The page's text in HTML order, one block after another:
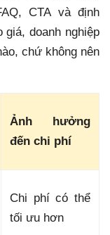
CTA và định
doanh nghiệp
chứ không nên
Ảnh hưởng
đến chi phí
Chi phí có thể
tối ưu hơn